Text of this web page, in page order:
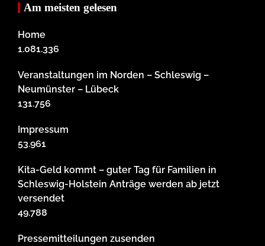
Am meisten gelesen
Home
1.081.336
Veranstaltungen im Norden – Schleswig –
Neumünster – Lübeck
131.756
Impressum
53.961
Kita-Geld kommt – guter Tag für Familien in
Schleswig-Holstein Anträge werden ab jetzt
versendet
49.788
Pressemitteilungen zusenden